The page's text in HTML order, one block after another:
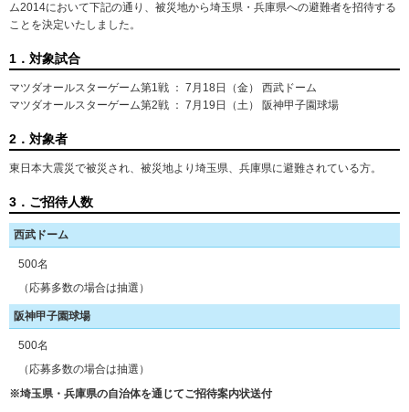
ム2014において下記の通り、被災地から埼玉県・兵庫県への避難者を招待する
ことを決定いたしました。
1．対象試合
マツダオールスターゲーム第1戦 ： 7月18日（金） 西武ドーム
マツダオールスターゲーム第2戦 ： 7月19日（土） 阪神甲子園球場
2．対象者
東日本大震災で被災され、被災地より埼玉県、兵庫県に避難されている方。
3．ご招待人数
西武ドーム
500名
（応募多数の場合は抽選）
阪神甲子園球場
500名
（応募多数の場合は抽選）
※埼玉県・兵庫県の自治体を通じてご招待案内状送付